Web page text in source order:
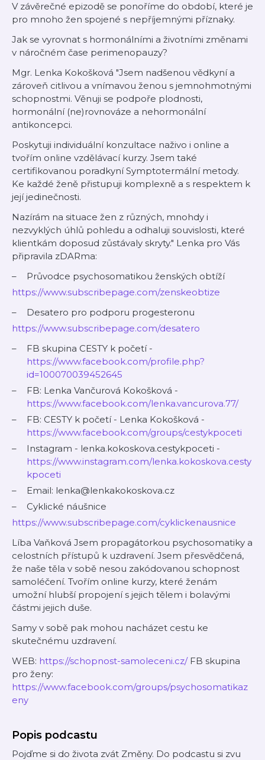
V závěrečné epizodě se ponoříme do období, které je
pro mnoho žen spojené s nepříjemnými příznaky.
Jak se vyrovnat s hormonálními a životními změnami
v náročném čase perimenopauzy?
Mgr. Lenka Kokošková "Jsem nadšenou vědkyní a
zároveň citlivou a vnímavou ženou s jemnohmotnými
schopnostmi. Věnuji se podpoře plodnosti,
hormonální (ne)rovnováze a nehormonální
antikoncepci.
Poskytuji individuální konzultace naživo i online a
tvořím online vzdělávací kurzy. Jsem také
certifikovanou poradkyní Symptotermální metody.
Ke každé ženě přistupuji komplexně a s respektem k
její jedinečnosti.
Nazírám na situace žen z různých, mnohdy i
nezvyklých úhlů pohledu a odhaluji souvislosti, které
klientkám doposud zůstávaly skryty." Lenka pro Vás
připravila zDARma:
Průvodce psychosomatikou ženských obtíží
https://www.subscribepage.com/zenskeobtize
Desatero pro podporu progesteronu
https://www.subscribepage.com/desatero
FB skupina CESTY k početí -
https://www.facebook.com/profile.php?
id=100070039452645
FB: Lenka Vančurová Kokošková -
https://www.facebook.com/lenka.vancurova.77/
FB: CESTY k početí - Lenka Kokošková -
https://www.facebook.com/groups/cestykpoceti
Instagram - lenka.kokoskova.cestykpoceti -
https://www.instagram.com/lenka.kokoskova.cesty
kpoceti
Email: lenka@lenkakokoskova.cz
Cyklické náušnice
https://www.subscribepage.com/cyklickenausnice
Líba Vaňková Jsem propagátorkou psychosomatiky a
celostních přístupů k uzdravení. Jsem přesvědčená,
že naše těla v sobě nesou zakódovanou schopnost
samoléčení. Tvořím online kurzy, které ženám
umožní hlubší propojení s jejich tělem i bolavými
částmi jejich duše.
Samy v sobě pak mohou nacházet cestu ke
skutečnému uzdravení.
WEB: https://schopnost-samoleceni.cz/FB skupina
pro ženy:
https://www.facebook.com/groups/psychosomatikaz
eny
Popis podcastu
Pojďme si do života zvát Změny. Do podcastu si zvu